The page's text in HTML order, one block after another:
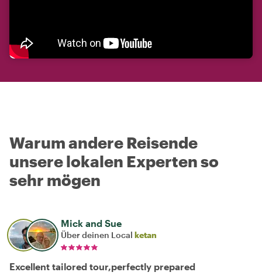
Warum andere Reisende
unsere lokalen Experten so
sehr mögen
Mick and Sue
Über deinen Local ketan
Excellent tailored tour,perfectly prepared